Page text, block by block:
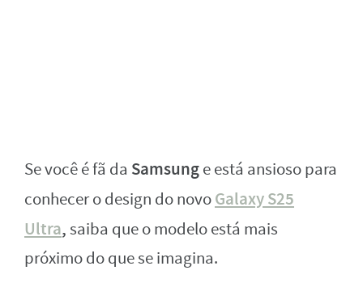
Se você é fã da Samsunge está ansioso para
conhecer o design do novoGalaxy S25
Ultra,saiba que o modelo está mais
próximo do que se imagina.